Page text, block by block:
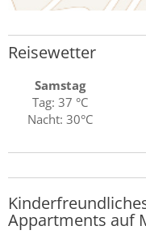
Reisewetter
Samstag
Tag: 37 °C
Nacht: 30°C
Appartments auf